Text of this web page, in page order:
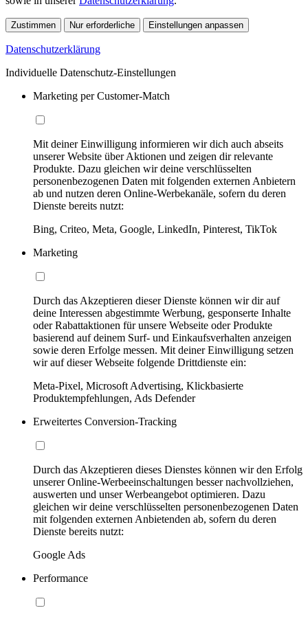
Zustimmen Nur erforderliche Einstellungen anpassen
Datenschutzerklärung
Individuelle Datenschutz-Einstellungen
Marketing per Customer-Match
Mit deiner Einwilligung informieren wir dich auch abseits
unserer Website über Aktionen und zeigen dir relevante
Produkte. Dazu gleichen wir deine verschlüsselten
personenbezogenen Daten mit folgenden externen Anbietern
ab und nutzen deren Online-Werbekanäle, sofern du deren
Dienste bereits nutzt:
Bing, Criteo, Meta, Google, LinkedIn, Pinterest, TikTok
Marketing
Durch das Akzeptieren dieser Dienste können wir dir auf
deine Interessen abgestimmte Werbung, gesponserte Inhalte
oder Rabattaktionen für unsere Webseite oder Produkte
basierend auf deinem Surf- und Einkaufsverhalten anzeigen
sowie deren Erfolge messen. Mit deiner Einwilligung setzen
wir auf dieser Webseite folgende Drittdienste ein:
Meta-Pixel, Microsoft Advertising, Klickbasierte
Produktempfehlungen, Ads Defender
Erweitertes Conversion-Tracking
Durch das Akzeptieren dieses Dienstes können wir den Erfolg
unserer Online-Werbeeinschaltungen besser nachvollziehen,
auswerten und unser Werbeangebot optimieren. Dazu
gleichen wir deine verschlüsselten personenbezogenen Daten
mit folgenden externen Anbietenden ab, sofern du deren
Dienste bereits nutzt:
Google Ads
Performance